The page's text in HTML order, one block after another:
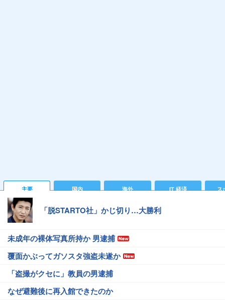
主要 国内 海外 IT 経済 ス
「脱STARTO社」かじ切り…大勝利
未成年の裸体写真所持か 男逮捕
覆面かぶってガソスタ強盗未遂か
「盗撮がクセに」教員の男逮捕
なぜ避難後に再入館できたのか